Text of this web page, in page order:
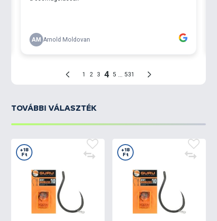
TOVÁBBI VÁLASZTÉK
+18
Ft
+18
Ft